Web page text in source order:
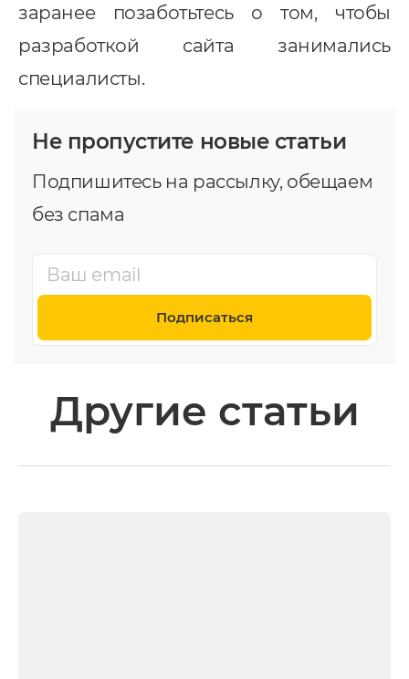
заранее позаботьтесь о том, чтобы
разработкой сайта занимались
специалисты.
Не пропустите новые статьи
Подпишитесь на рассылку, обещаем
без спама
Подписаться
Другие статьи